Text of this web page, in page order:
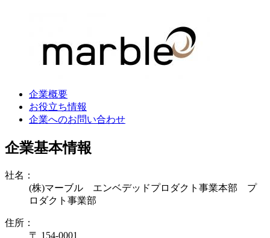
企業概要
お役立ち情報
企業へのお問い合わせ
企業基本情報
社名：
(株)マーブル エンベデッドプロダクト事業本部 プ
ロダクト事業部
住所：
〒 154-0001